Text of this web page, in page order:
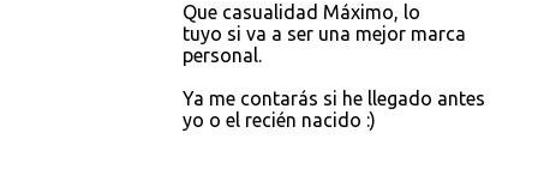
Que casualidad Máximo, lo
tuyo si va a ser una mejor marca
personal.
Ya me contarás si he llegado antes
yo o el recién nacido :)